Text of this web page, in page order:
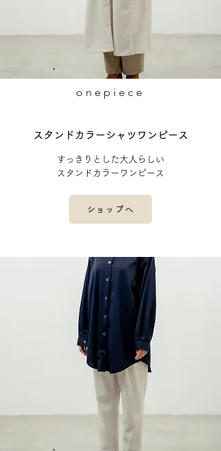
​onepiece
​スタンドカラーシャツワンピース
すっきりとした大人らしい
スタンドカラーワンピース
ショップへ